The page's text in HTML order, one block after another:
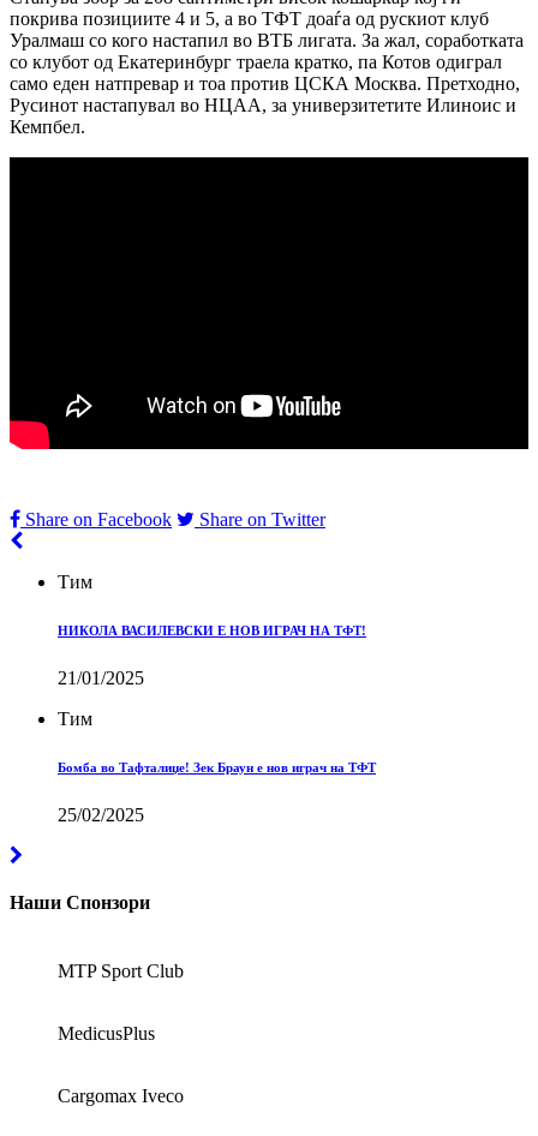
покрива позициите 4 и 5, а во ТФТ доаѓа од рускиот клуб
Уралмаш со кого настапил во ВТБ лигата. За жал, соработката
со клубот од Екатеринбург траела кратко, па Котов одиграл
само еден натпревар и тоа против ЦСКА Москва. Претходно,
Русинот настапувал во НЦАА, за универзитетите Илиноис и
Кемпбел.
Share on Facebook Share on Twitter
Тим
НИКОЛА ВАСИЛЕВСКИ E НОВ ИГРАЧ НА ТФТ!
21/01/2025
Тим
Бомба во Тафталиџе! Зек Браун е нов играч на ТФТ
25/02/2025
Наши Спонзори
MTP Sport Club
MedicusPlus
Cargomax Iveco